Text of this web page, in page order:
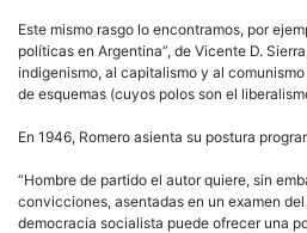
Este mismo rasgo lo encontramos, por
políticas en Argentina”, de Vicente D.
indigenismo, al capitalismo y al
de esquemas (cuyos polos son el
En 1946, Romero asienta su postura
“Hombre de partido el autor quiere, sin
convicciones, asentadas en un examen
democracia socialista puede ofrecer una